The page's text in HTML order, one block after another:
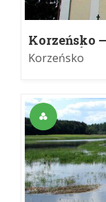
Korzeńsko
Krzyża Św.
Korzeńsko